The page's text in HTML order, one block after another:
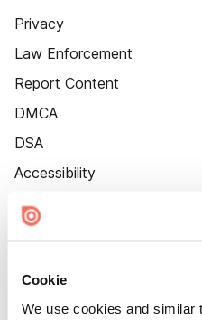
Cookie
We use cookies and similar
Privacy
Law Enforcement
Report Content
DMCA
DSA
Accessibility
Cookie Settings